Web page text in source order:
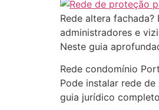
Rede altera
administradores e
Neste guia
Rede condomínio
Pode instalar rede
guia jurídico